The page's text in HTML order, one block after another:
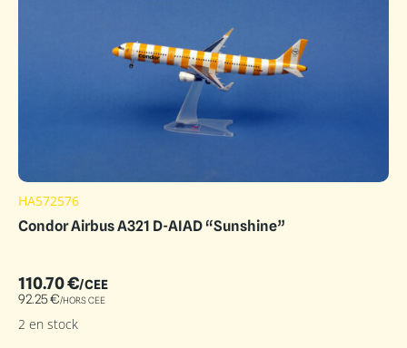
HA572576
Condor Airbus A321 D-AIAD “Sunshine”
110.70€/CEE
92.25€/HORS CEE
2 en stock